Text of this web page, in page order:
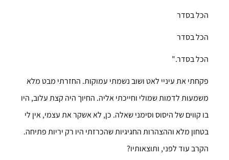
הכל בסדר
הכל בסדר
הכל בסדר."
פקחתי את עיניי לאט ושוב נשמתי עמוקות. החזרתי מבט מלא
משמעות לדמות שמולי וחייכתי אליה. החיוך היה קצת עלוב, היו
בו קווים של היסוס וסימני שאלה. כן, לא אשקר את עצמי, אין לי
בטחון מלא וההצהרות החגיגיות שהכרזתי היו רק יריות פתיחה.
הקרב עוד לפני, ותוצאותיו?